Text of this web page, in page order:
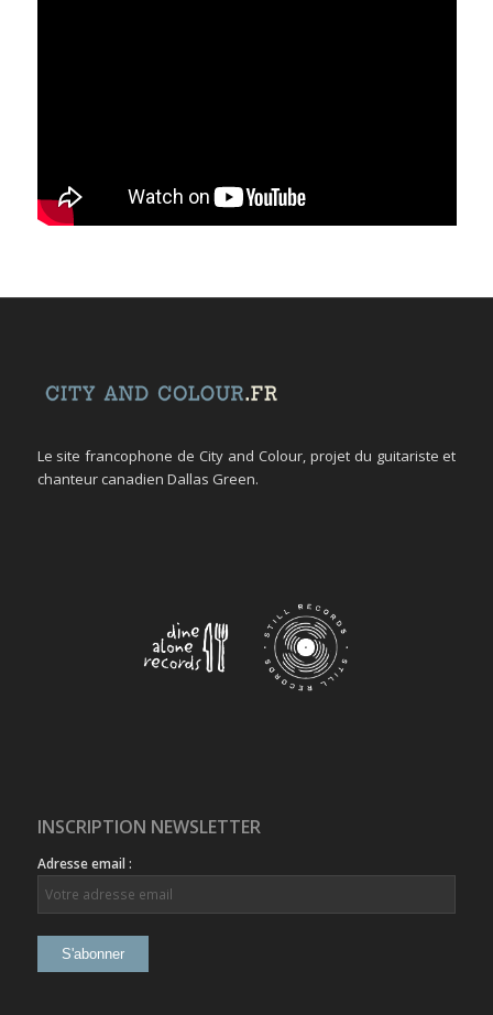
Le site francophone de City and Colour, projet du guitariste et
chanteur canadien Dallas Green.
INSCRIPTION NEWSLETTER
Adresse email :